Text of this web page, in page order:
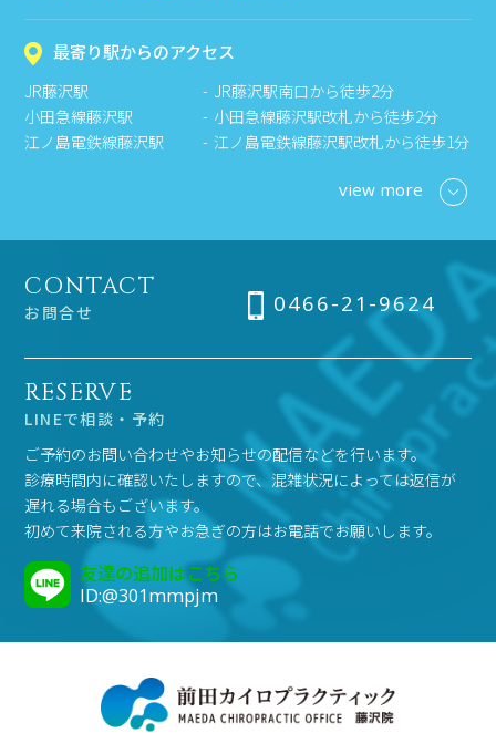
最寄り駅からのアクセス
JR藤沢駅
JR藤沢駅南口から徒歩2分
小田急線藤沢駅
小田急線藤沢駅改札から徒歩2分
江ノ島電鉄線藤沢駅
江ノ島電鉄線藤沢駅改札から徒歩1分
view more
CONTACT
お問合せ 0466-21-9624
RESERVE
LINEで相談・予約
ご予約のお問い合わせやお知らせの配信などを行います。
診療時間内に確認いたしますので、混雑状況によっては返信が
遅れる場合もございます。
初めて来院される方やお急ぎの方はお電話でお願いします。
友達の追加はこちら
ID:@301mmpjm